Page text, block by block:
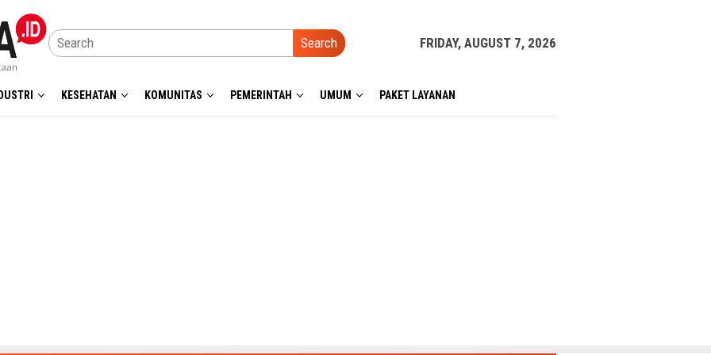
Search FRIDAY, AUGUST 7, 2026
KESEHATAN KOMUNITAS PEMERINTAH UMUM PAKET LAYANAN